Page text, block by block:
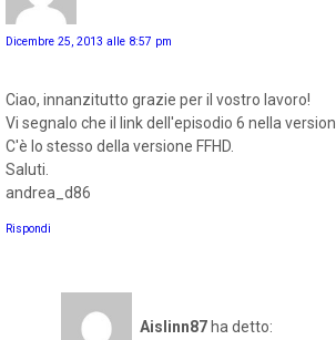
Dicembre 25, 2013 alle 8:57 pm
Ciao, innanzitutto grazie per il vostro lavoro!
Vi segnalo che il link dell'episodio 6 nella
C'è lo stesso della versione FFHD.
Saluti.
andrea_d86
Rispondi
Aislinn87 ha detto: